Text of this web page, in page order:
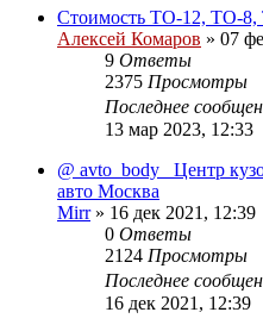
Стоимость ТО-12, ТО-8,
Алексей Комаров » 07
9 Ответы
2375 Просмотры
Последнее
13 мар 2023, 12:33
@ avto_body_ Центр
авто Москва
Mirr» 16 дек 2021, 12:39
0 Ответы
2124 Просмотры
Последнее
16 дек 2021, 12:39